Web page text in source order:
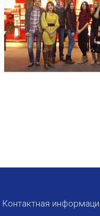
Контактная